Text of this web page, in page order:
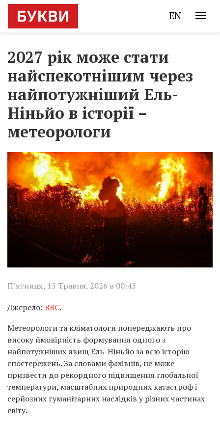
EN
2027 рік може стати
найспекотнішим через
найпотужніший Ель-
Ніньйо в історії –
метеорологи
П’ятниця, 15 Травня, 2026 в 00:45
Джерело: BBC.
Метеорологи та кліматологи попереджають про
високу ймовірність формування одного з
найпотужніших явищ Ель-Ніньйо за всю історію
спостережень. За словами фахівців, це може
призвести до рекордного підвищення глобальної
температури, масштабних природних катастроф і
серйозних гуманітарних наслідків у різних частинах
світу.